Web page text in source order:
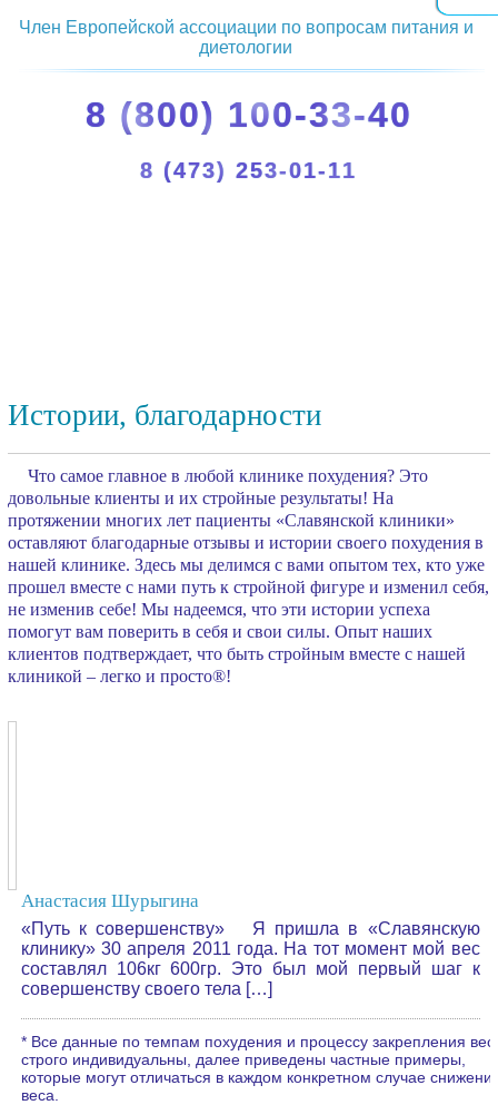
Член Европейской ассоциации по вопросам питания и
диетологии
8 (800) 100-33-40
8 (473) 253-01-11
Истории, благодарности
Что самое главное в любой клинике похудения? Это
довольные клиенты и их стройные результаты! На
протяжении многих лет пациенты «Славянской клиники»
оставляют благодарные отзывы и истории своего похудения в
нашей клинике. Здесь мы делимся с вами опытом тех, кто уже
прошел вместе с нами путь к стройной фигуре и изменил себя,
не изменив себе! Мы надеемся, что эти истории успеха
помогут вам поверить в себя и свои силы. Опыт наших
клиентов подтверждает, что быть стройным вместе с нашей
клиникой – легко и просто®!
Анастасия Шурыгина
«Путь к совершенству» Я пришла в «Славянскую
клинику» 30 апреля 2011 года. На тот момент мой вес
составлял 106кг 600гр. Это был мой первый шаг к
совершенству своего тела […]
* Все данные по темпам похудения и процессу закрепления
строго индивидуальны, далее приведены частные примеры,
которые могут отличаться в каждом конкретном случае
веса.